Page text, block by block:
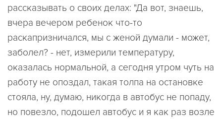
рассказывать о своих делах: "Да вот, знаешь,
вчера вечером ребенок что-то
раскапризничался, мы с женой думали - может,
заболел? - нет, измерили температуру,
оказалась нормальной, а сегодня утром чуть на
работу не опоздал, такая толпа на остановке
стояла, ну, думаю, никогда в автобус не попаду,
но повезло, подошел автобус и я как раз возле